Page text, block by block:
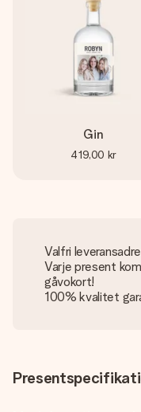
Gin
419,00 kr
Valfri
Varje present
gåvokort!
100% kvalitet